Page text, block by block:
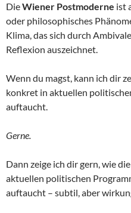
DieWiener Postmoderne ist
oder philosophisches
Klima, das sich durch
Reflexion auszeichnet.
Wenn du magst, kann ich dir
konkret in aktuellen
auftaucht.
Gerne.
Dann zeige ich dir gern, wie
aktuellen politischen
auftaucht – subtil, aber